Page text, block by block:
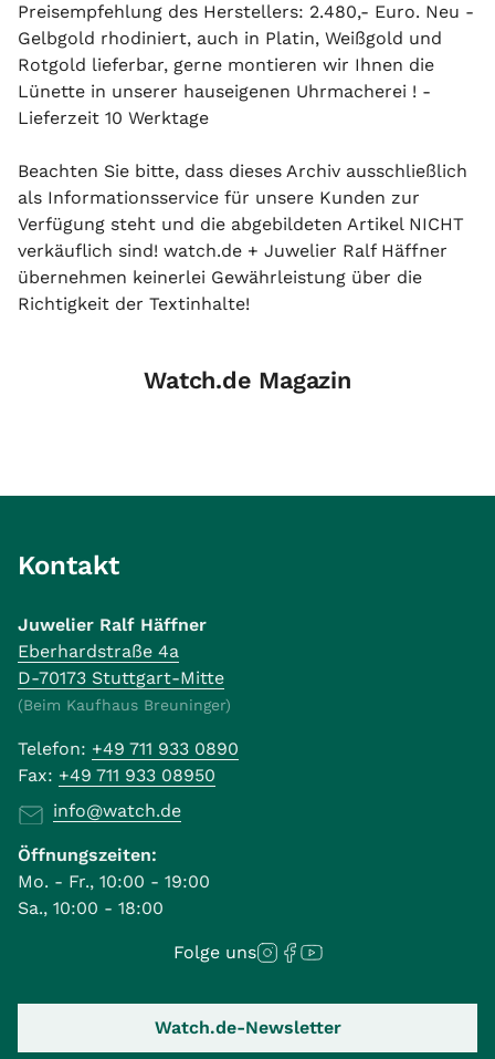
Preisempfehlung des Herstellers: 2.480,- Euro. Neu -
Gelbgold rhodiniert, auch in Platin, Weißgold und
Rotgold lieferbar, gerne montieren wir Ihnen die
Lünette in unserer hauseigenen Uhrmacherei ! -
Lieferzeit 10 Werktage
Beachten Sie bitte, dass dieses Archiv ausschließlich
als Informationsservice für unsere Kunden zur
Verfügung steht und die abgebildeten Artikel NICHT
verkäuflich sind! watch.de + Juwelier Ralf Häffner
übernehmen keinerlei Gewährleistung über die
Richtigkeit der Textinhalte!
Watch.de Magazin
Kontakt
Juwelier Ralf Häffner
Eberhardstraße 4a
D-70173 Stuttgart-Mitte
(Beim Kaufhaus Breuninger)
Telefon: +49 711 933 0890
Fax: +49 711 933 08950
info@watch.de
Öffnungszeiten:
Mo. - Fr., 10:00 - 19:00
Sa., 10:00 - 18:00
Folge uns
Watch.de-Newsletter